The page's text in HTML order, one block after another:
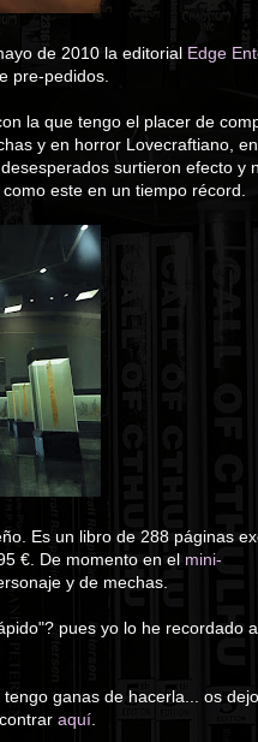
de 2010 la editorial Edge
pre-pedidos.
la que tengo el placer de
y en horror Lovecraftiano,
surtieron efecto y
este en un tiempo récord.
Es un libro de 288 páginas
€. De momento en el mini-
y de mechas.
pues yo lo he recordado
ganas de hacerla... os
aquí